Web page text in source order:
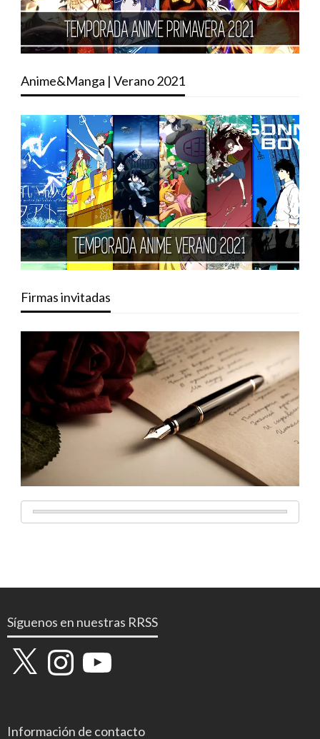
Anime&Manga | Verano 2021
Firmas invitadas
Síguenos en nuestras RRSS
X InstagramYouTube
Información de contacto